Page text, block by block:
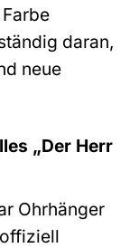
daran,
neue
„Der Herr
Ohrhänger